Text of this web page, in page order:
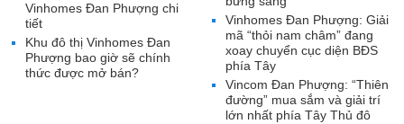
Vinhomes Đan Phượng: Giải
mã “thỏi nam châm” đang
xoay chuyển cục diện BĐS
phía Tây
Vincom Đan Phượng: “Thiên
đường” mua sắm và giải trí
lớn nhất phía Tây Thủ đô
Vinhomes Đan Phượng chi
tiết
Khu đô thị Vinhomes Đan
Phượng bao giờ sẽ chính
thức được mở bán?